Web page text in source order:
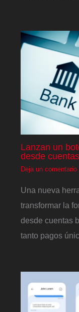
Lanzan un
desde
Deja un comentario
Una nueva
transformar la
desde cuentas
tanto pagos